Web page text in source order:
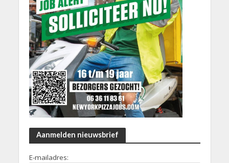
Aanmelden nieuwsbrief
E-mailadres: